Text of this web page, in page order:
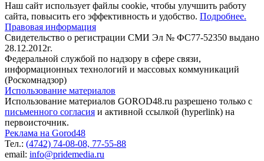
Наш сайт использует файлы cookie, чтобы улучшить работу
сайта, повысить его эффективность и удобство. Подробнее.
Правовая информация
Свидетельство о регистрации СМИ Эл № ФС77-52350 выдано
28.12.2012г.
Федеральной службой по надзору в сфере связи,
информационных технологий и массовых коммуникаций
(Роскомнадзор)
Использование материалов
Использование материалов GOROD48.ru разрешено только с
письменного согласия и активной ссылкой (hyperlink) на
первоисточник.
Реклама на Gorod48
Тел.: (4742) 74-08-08, 77-55-88
email: info@pridemedia.ru